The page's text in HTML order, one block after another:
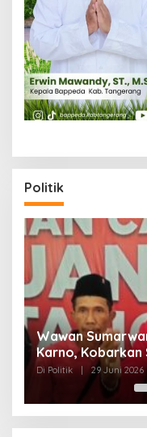
Politik
Wawan
Karno,
dan Kepedulian
Di Politik | 29 Juni 2026